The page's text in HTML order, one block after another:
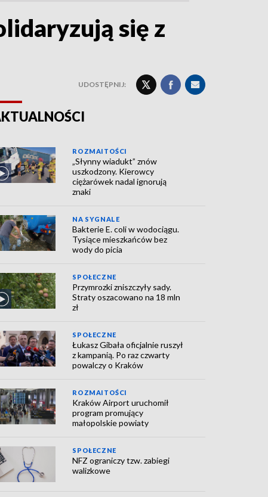
się z
UDOSTĘPNIJ:
ROZMAITOŚCI
„Słynny wiadukt” znów
uszkodzony. Kierowcy
ciężarówek nadal ignorują
znaki
NA SYGNALE
Bakterie E. coli w wodociągu.
Tysiące mieszkańców bez
wody do picia
SPOŁECZNE
Przymrozki zniszczyły sady.
Straty oszacowano na 18 mln
zł
SPOŁECZNE
Łukasz Gibała oficjalnie ruszył
z kampanią. Po raz czwarty
powalczy o Kraków
ROZMAITOŚCI
Kraków Airport uruchomił
program promujący
małopolskie powiaty
SPOŁECZNE
NFZ ograniczy tzw. zabiegi
walizkowe